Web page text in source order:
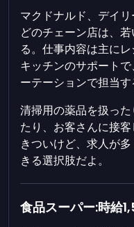
マクドナルド、デイ
どのチェーン店は、
る。仕事内容は主に
キッチンのサポート
ーテーションで担当す
清掃用の薬品を扱っ
たり、お客さんに接
きついけど、求人が
きる選択肢だよ。
食品スーパー:時給